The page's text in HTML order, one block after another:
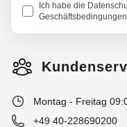
Ich habe die
Geschäftsbedingungen
Montag - Freitag
+49 40-228690200